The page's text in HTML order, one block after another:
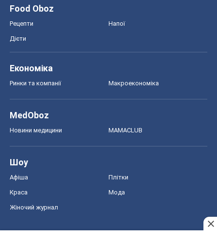
Food Oboz
Рецепти Напої
Дієти
Економіка
Ринки та компанії Макроекономіка
MedOboz
Новини медицини MAMACLUB
Шоу
Афіша Плітки
Краса Мода
Жіночий журнал